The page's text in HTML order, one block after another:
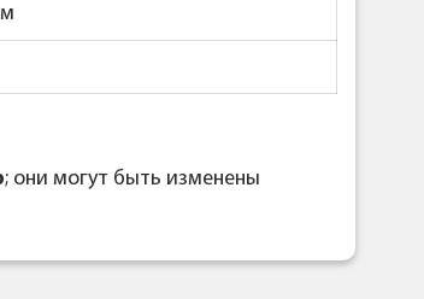
; они могут быть изменены